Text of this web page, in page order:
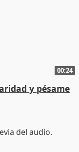
00:24
y pésame